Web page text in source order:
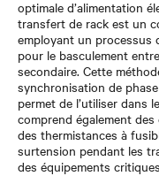
optimale d’alimentation
transfert de rack est un
employant un processus
pour le basculement
secondaire. Cette
synchronisation de
permet de l’utiliser dans
comprend également
des thermistances à
surtension pendant les
des équipements